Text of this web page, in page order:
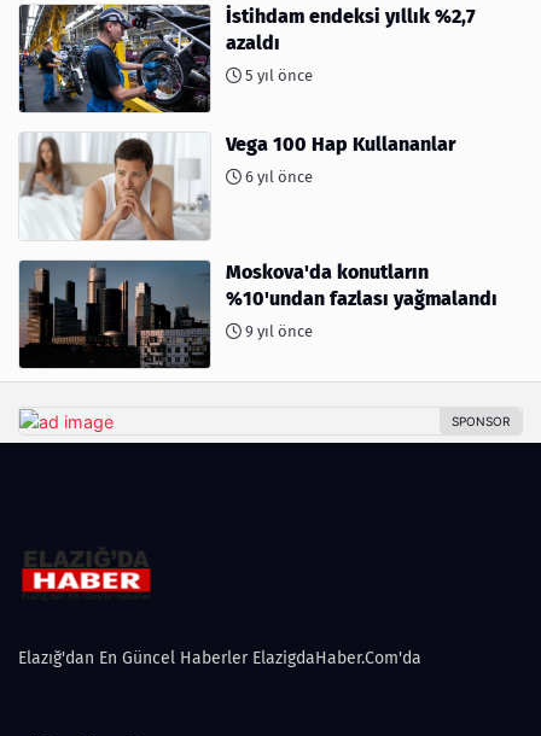
İstihdam endeksi yıllık %2,7
azaldı
5 yıl önce
Vega 100 Hap Kullananlar
6 yıl önce
Moskova'da konutların
%10'undan fazlası yağmalandı
9 yıl önce
Elazığ'dan En Güncel Haberler ElazigdaHaber.Com'da